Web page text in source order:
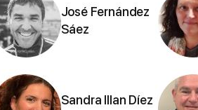
José Fernández
Sáez
Sandra Illan Díez